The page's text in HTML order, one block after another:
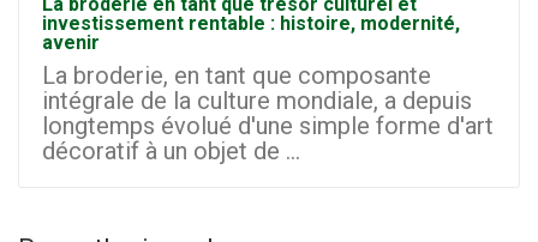
investissement rentable : histoire, modernité,
avenir
La broderie, en tant que composante
intégrale de la culture mondiale, a depuis
longtemps évolué d'une simple forme d'art
décoratif à un objet de ...